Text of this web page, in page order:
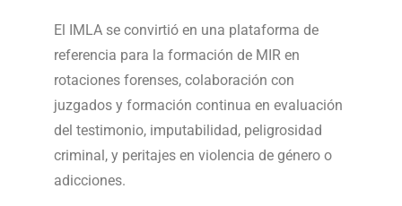
El IMLA se convirtió en una plataforma de
referencia para la formación de MIR en
rotaciones forenses, colaboración con
juzgados y formación continua en evaluación
del testimonio, imputabilidad, peligrosidad
criminal, y peritajes en violencia de género o
adicciones.